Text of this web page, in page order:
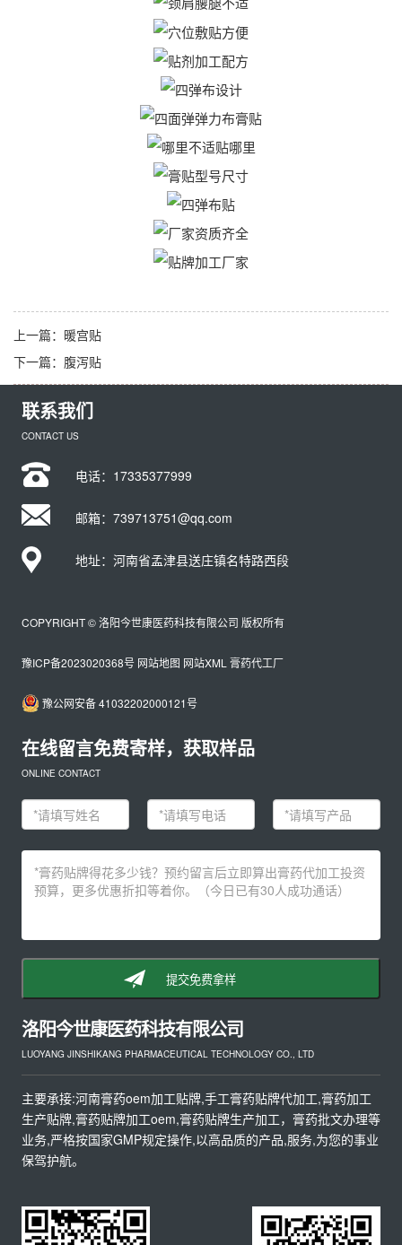
上一篇： 暖宫贴
下一篇： 腹泻贴
联系我们
CONTACT US
电话： 17335377999
邮箱：739713751@qq.com
地址：河南省孟津县送庄镇名特路西段
COPYRIGHT © 洛阳今世康医药科技有限公司 版权所有
豫ICP备2023020368号 网站地图 网站XML 膏药代工厂
豫公网安备 41032202000121号
在线留言免费寄样，获取样品
ONLINE CONTACT
提交免费拿样
洛阳今世康医药科技有限公司
LUOYANG JINSHIKANG PHARMACEUTICAL TECHNOLOGY CO., LTD
主要承接:河南膏药oem加工贴牌,手工膏药贴牌代加工,膏药加工
生产贴牌,膏药贴牌加工oem,膏药贴牌生产加工，膏药批文办理等
业务,严格按国家GMP规定操作,以高品质的产品,服务,为您的事业
保驾护航。